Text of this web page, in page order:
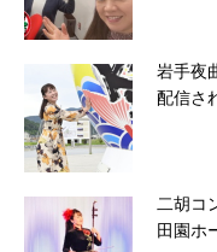
岩手夜
配信さ
二胡コ
田園ホ